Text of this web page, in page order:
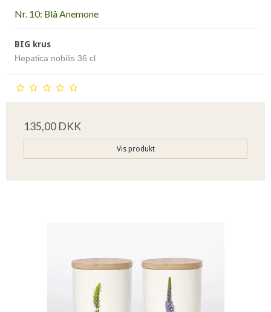
Nr. 10: Blå Anemone
BIG krus
Hepatica nobilis 36 cl
135,00 DKK
Vis produkt